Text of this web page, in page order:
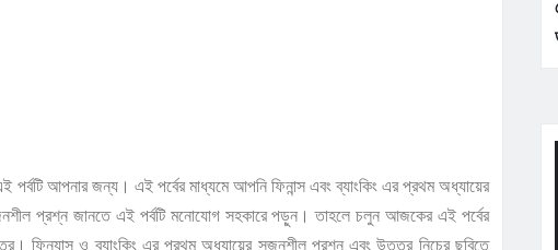
আপনার জন্য। এই পর্বের মাধ্যমে আপনি ফিনান্স এবং ব্যাংকিং এর প্রথম অধ্যায়ের
প্রশ্ন জানতে এই পর্বটি মনোযোগ সহকারে পড়ুন। তাহলে চলুন আজকের এই পর্বের
ফিন্যান্স ও ব্যাংকিং এর প্রথম অধ্যায়ের সৃজনশীল প্রশ্ন এবং উত্তর নিচের ছবিতে